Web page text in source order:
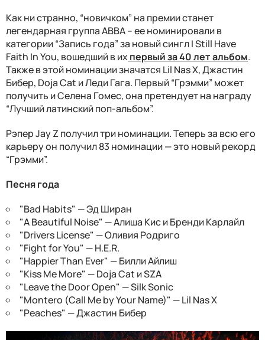
Как ни странно, “новичком” на премии станет
легендарная группа ABBA – ее номинировали в
категории “Запись года” за новый сингл I Still Have
Faith In You, вошедший в ихпервый за 40 лет альбом.
Также в этой номинации значатся Lil Nas X, Джастин
Бибер, Doja Cat и Леди Гага. Первый “Грэмми” может
получить и Селена Гомес, она претендует на награду
“Лучший латинский поп-альбом”.
Рэпер Jay Z получил три номинации. Теперь за всю его
карьеру он получил 83 номинации — это новый рекорд
“Грэмми”.
Песня года
"Bad Habits" — Эд Ширан
"A Beautiful Noise" — Алиша Кис и Бренди Карлайл
"Drivers License" — Оливия Родриго
"Fight for You" — H.E.R.
"Happier Than Ever" — Билли Айлиш
"Kiss Me More" — Doja Cat и SZA
"Leave the Door Open" — Silk Sonic
"Montero (Call Me by Your Name)" — Lil Nas X
"Peaches" — Джастин Бибер